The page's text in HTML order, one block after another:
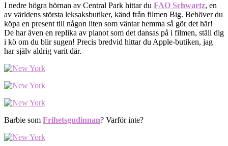
I nedre högra hörnan av Central Park hittar du FAO Schwartz, en
av världens största leksaksbutiker, känd från filmen Big. Behöver du
köpa en present till någon liten som väntar hemma så gör det här!
De har även en replika av pianot som det dansas på i filmen, ställ dig
i kö om du blir sugen! Precis bredvid hittar du Apple-butiken, jag
har själv aldrig varit där.
Barbie som Frihetsgudinnan? Varför inte?